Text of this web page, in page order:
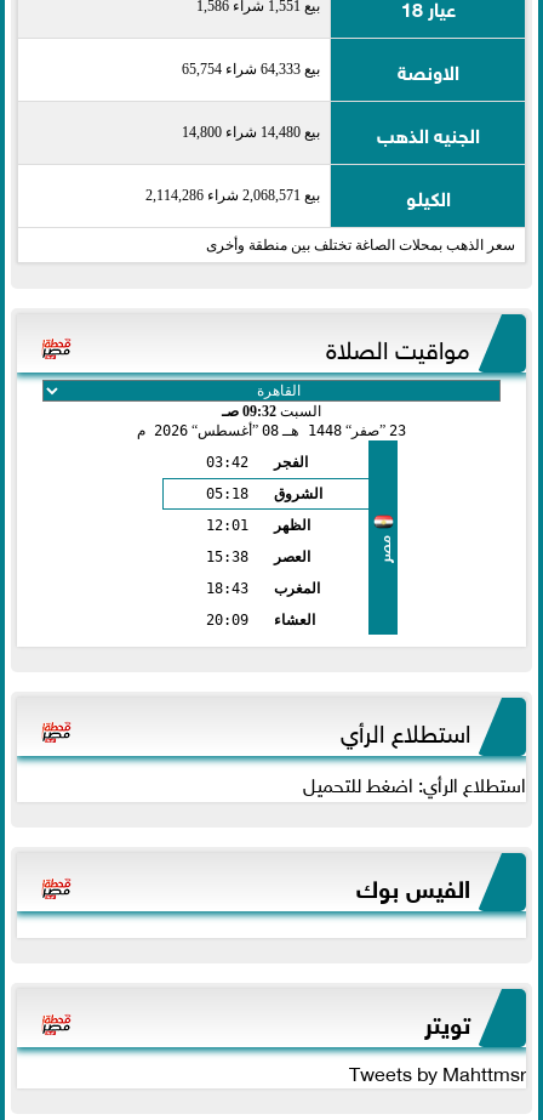
عيار 18 بيع 1,551 شراء 1,586
الاونصة بيع 64,333 شراء 65,754
الجنيه الذهب بيع 14,480 شراء 14,800
الكيلو بيع 2,068,571 شراء 2,114,286
سعر الذهب بمحلات الصاغة تختلف بين منطقة وأخرى
مواقيت الصلاة
السبت 09:32 صـ
23 صفر 1448 هـ 08 أغسطس 2026 م
مصر
الفجر
03:42
الشروق
05:18
الظهر
12:01
العصر
15:38
المغرب
18:43
العشاء
20:09
استطلاع الرأي
استطلاع الرأي: اضغط للتحميل
الفيس بوك
تويتر
Tweets by Mahttmsr